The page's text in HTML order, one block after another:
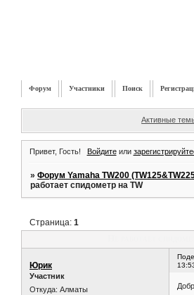
Форум Участники Поиск
Активные
Привет, Гость! Войдитеили
»Форум Yamaha TW200
работает спидометр на TW
Страница:1
Юрик
Участник
Откуда: Алматы